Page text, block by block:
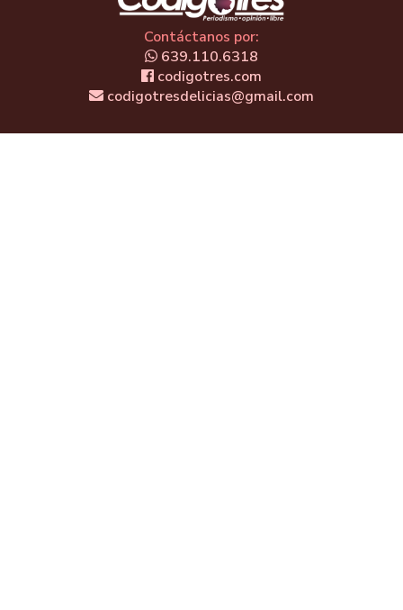
Contáctanos por:
639.110.6318
codigotres.com
codigotresdelicias@gmail.com